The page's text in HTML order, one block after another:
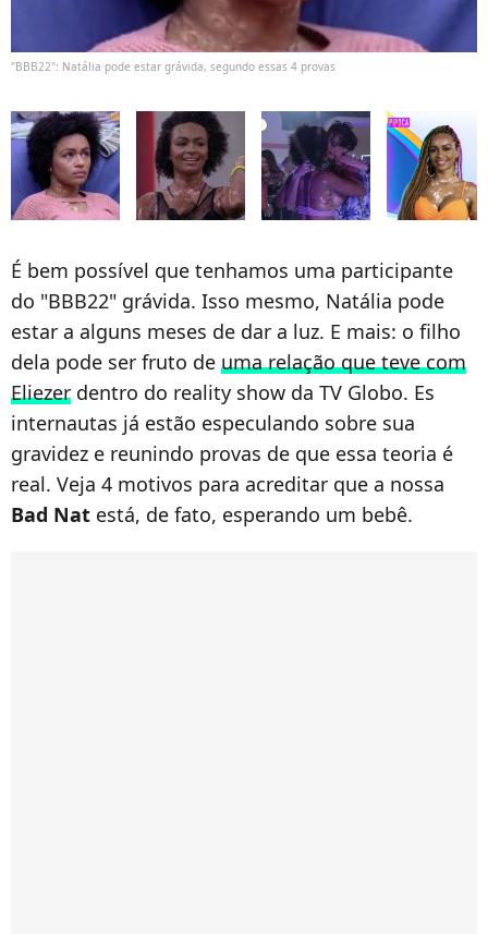
"BBB22": Natália pode estar grávida, segundo essas 4 provas
É bem possível que tenhamos uma participante
do "BBB22" grávida. Isso mesmo, Natália pode
estar a alguns meses de dar a luz. E mais: o filho
dela pode ser fruto de uma relação que teve com
Eliezer dentro do reality show da TV Globo. Es
internautas já estão especulando sobre sua
gravidez e reunindo provas de que essa teoria é
real. Veja 4 motivos para acreditar que a nossa
Bad Nat está, de fato, esperando um bebê.